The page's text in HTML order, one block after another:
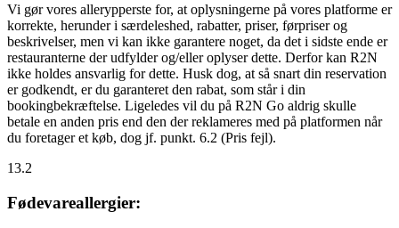
Vi gør vores allerypperste for, at oplysningerne på vores platforme er
korrekte, herunder i særdeleshed, rabatter, priser, førpriser og
beskrivelser, men vi kan ikke garantere noget, da det i sidste ende er
restauranterne der udfylder og/eller oplyser dette. Derfor kan R2N
ikke holdes ansvarlig for dette. Husk dog, at så snart din reservation
er godkendt, er du garanteret den rabat, som står i din
bookingbekræftelse. Ligeledes vil du på R2N Go aldrig skulle
betale en anden pris end den der reklameres med på platformen når
du foretager et køb, dog jf. punkt. 6.2 (Pris fejl).
13.2
Fødevareallergier: